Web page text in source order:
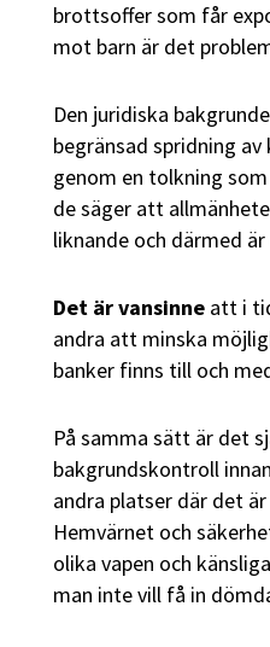
brottsoffer som får
mot barn är det
Den juridiska
begränsad spridning
genom en tolkning
de säger att
liknande och därmed
Det är vansinne att i
andra att minska
banker finns till och
På samma sätt är det
bakgrundskontroll
andra platser där det
Hemvärnet och
olika vapen och
man inte vill få in